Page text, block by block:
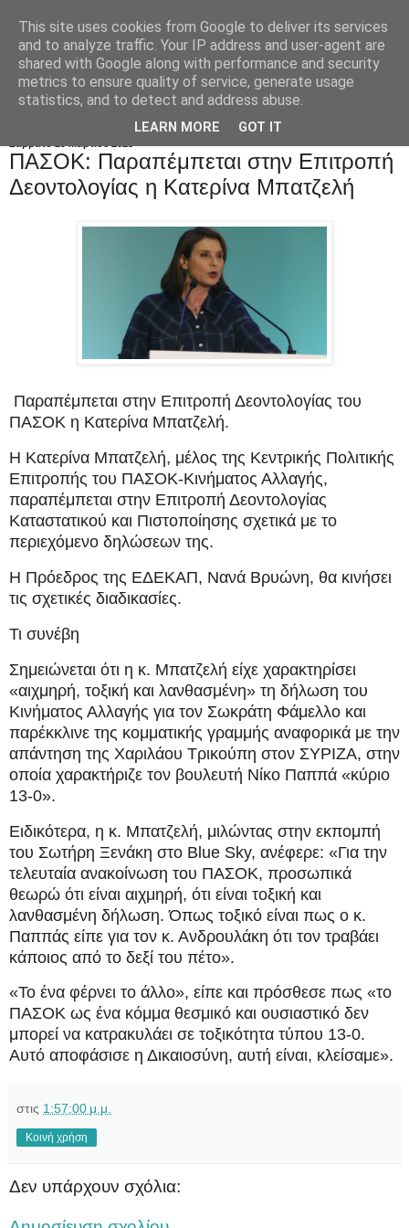
ΠΑΣΟΚ: Παραπέμπεται στην Επιτροπή
Δεοντολογίας η Κατερίνα Μπατζελή
Παραπέμπεται στην Επιτροπή Δεοντολογίας του
ΠΑΣΟΚ η Κατερίνα Μπατζελή.
Η Κατερίνα Μπατζελή, μέλος της Κεντρικής Πολιτικής
Επιτροπής του ΠΑΣΟΚ-Κινήματος Αλλαγής,
παραπέμπεται στην Επιτροπή Δεοντολογίας
Καταστατικού και Πιστοποίησης σχετικά με το
περιεχόμενο δηλώσεων της.
Η Πρόεδρος της ΕΔΕΚΑΠ, Νανά Βρυώνη, θα κινήσει
τις σχετικές διαδικασίες.
Τι συνέβη
Σημειώνεται ότι η κ. Μπατζελή είχε χαρακτηρίσει
«αιχμηρή, τοξική και λανθασμένη» τη δήλωση του
Κινήματος Αλλαγής για τον Σωκράτη Φάμελλο και
παρέκκλινε της κομματικής γραμμής αναφορικά με την
απάντηση της Χαριλάου Τρικούπη στον ΣΥΡΙΖΑ, στην
οποία χαρακτήριζε τον βουλευτή Νίκο Παππά «κύριο
13-0».
Ειδικότερα, η κ. Μπατζελή, μιλώντας στην εκπομπή
του Σωτήρη Ξενάκη στο Blue Sky, ανέφερε: «Για την
τελευταία ανακοίνωση του ΠΑΣΟΚ, προσωπικά
θεωρώ ότι είναι αιχμηρή, ότι είναι τοξική και
λανθασμένη δήλωση. Όπως τοξικό είναι πως ο κ.
Παππάς είπε για τον κ. Ανδρουλάκη ότι τον τραβάει
κάποιος από το δεξί του πέτο».
«Το ένα φέρνει το άλλο», είπε και πρόσθεσε πως «το
ΠΑΣΟΚ ως ένα κόμμα θεσμικό και ουσιαστικό δεν
μπορεί να κατρακυλάει σε τοξικότητα τύπου 13-0.
Αυτό αποφάσισε η Δικαιοσύνη, αυτή είναι, κλείσαμε».
στις 1:57:00 μ.μ.
Κοινή χρήση
Δεν υπάρχουν σχόλια:
This site uses cookies from Google to deliver its services
and to analyze traffic. Your IP address and user-agent are
shared with Google along with performance and security
metrics to ensure quality of service, generate usage
statistics, and to detect and address abuse.
LEARN MORE GOT IT